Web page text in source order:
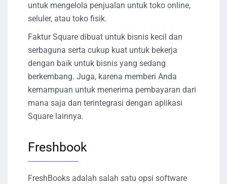
untuk mengelola penjualan untuk toko online,
seluler, atau toko fisik.
Faktur Square dibuat untuk bisnis kecil dan
serbaguna serta cukup kuat untuk bekerja
dengan baik untuk bisnis yang sedang
berkembang. Juga, karena memberi Anda
kemampuan untuk menerima pembayaran dari
mana saja dan terintegrasi dengan aplikasi
Square lainnya.
Freshbook
FreshBooks adalah salah satu opsi software